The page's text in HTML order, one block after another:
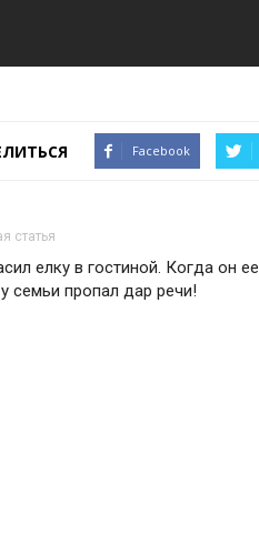
Facebook
статья
елку в гостиной. Когда он ее
семьи пропал дар речи!